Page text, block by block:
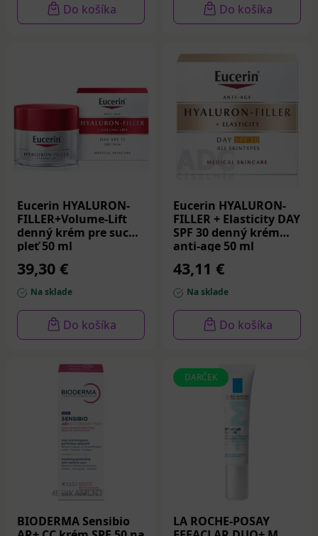
Do košíka Do košíka
Eucerin HYALURON-
FILLER+Volume-Lift
denný krém pre suchú
pleť 50 ml
39,30 €
Na sklade
Do košíka
Eucerin HYALURON-
FILLER + Elasticity DAY
SPF 30 denný krém
anti-age 50 ml
43,11 €
Na sklade
Do košíka
BIODERMA Sensibio
DARČEK
LA ROCHE-POSAY